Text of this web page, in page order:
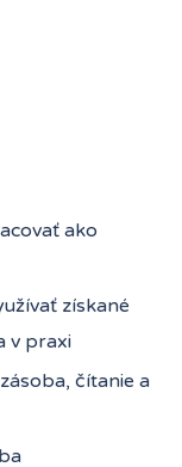
ako
získané
v praxi
čítanie a